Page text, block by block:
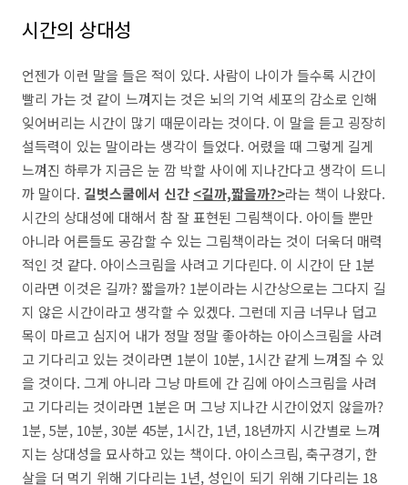
시간의 상대성
언젠가 이런 말을 들은 적이 있다. 사람이 나이가 들수록 시간이
빨리 가는 것 같이 느껴지는 것은 뇌의 기억 세포의 감소로 인해
잊어버리는 시간이 많기 때문이라는 것이다. 이 말을 듣고 굉장히
설득력이 있는 말이라는 생각이 들었다. 어렸을 때 그렇게 길게
느껴진 하루가 지금은 눈 깜 박할 사이에 지나간다고 생각이 드니
까 말이다. 길벗스쿨에서 신간 <길까,짧을까?>라는 책이 나왔다.
시간의 상대성에 대해서 참 잘 표현된 그림책이다. 아이들 뿐만
아니라 어른들도 공감할 수 있는 그림책이라는 것이 더욱더 매력
적인 것 같다. 아이스크림을 사려고 기다린다. 이 시간이 단 1분
이라면 이것은 길까? 짧을까? 1분이라는 시간상으로는 그다지 길
지 않은 시간이라고 생각할 수 있겠다. 그런데 지금 너무나 덥고
목이 마르고 심지어 내가 정말 정말 좋아하는 아이스크림을 사려
고 기다리고 있는 것이라면 1분이 10분, 1시간 같게 느껴질 수 있
을 것이다. 그게 아니라 그냥 마트에 간 김에 아이스크림을 사려
고 기다리는 것이라면 1분은 머 그냥 지나간 시간이었지 않을까?
1분, 5분, 10분, 30분 45분, 1시간, 1년, 18년까지 시간별로 느껴
지는 상대성을 묘사하고 있는 책이다. 아이스크림, 축구경기, 한
살을 더 먹기 위해 기다리는 1년, 성인이 되기 위해 기다리는 18